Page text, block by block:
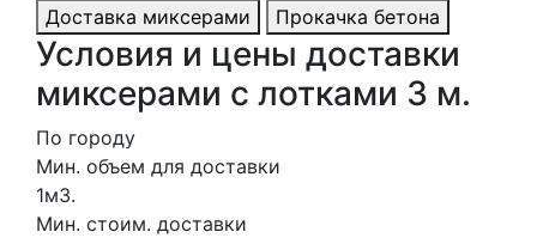
Доставка миксерами Прокачка бетона
Условия и цены доставки
миксерами с лотками 3 м.
По городу
Мин. объем для доставки
1м3.
Мин. стоим. доставки